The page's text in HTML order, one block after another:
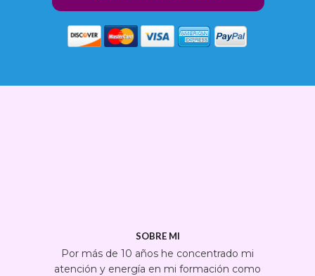
SOBRE MI
Por más de 10 años he concentrado mi
atención y energía en mi formación como